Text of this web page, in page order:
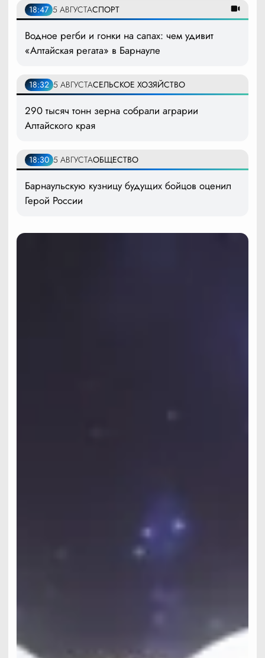
18:47 5 АВГУСТАСПОРТ
Водное регби и гонки на сапах: чем удивит
«Алтайская регата» в Барнауле
18:32 5 АВГУСТАСЕЛЬСКОЕ ХОЗЯЙСТВО
290 тысяч тонн зерна собрали аграрии
Алтайского края
18:30 5 АВГУСТАОБЩЕСТВО
Барнаульскую кузницу будущих бойцов оценил
Герой России